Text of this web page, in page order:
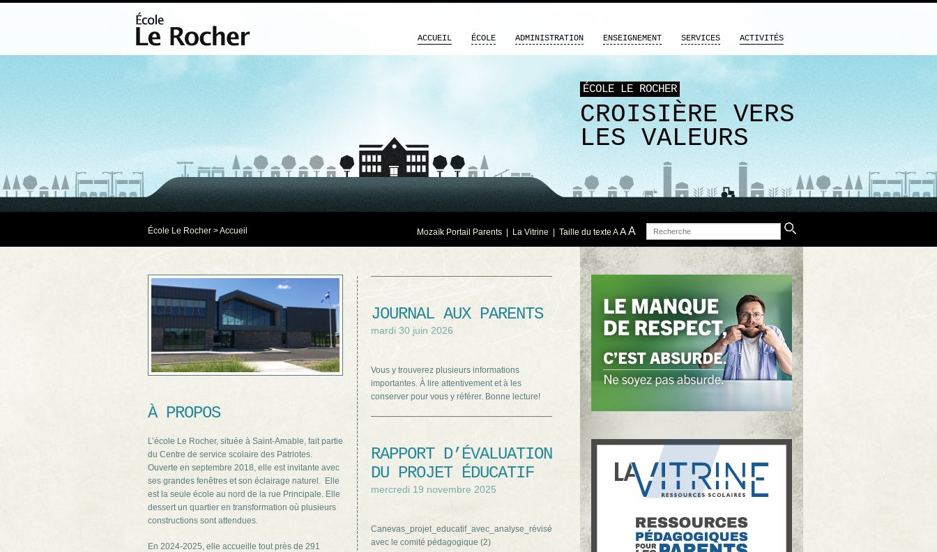
ÉCOLE LE ROCHER
CROISIÈRE VERS
LES VALEURS
ACCUEIL ÉCOLE ADMINISTRATION ENSEIGNEMENT SERVICES ACTIVITÉS
École Le Rocher > Accueil Mozaïk Portail Parents La Vitrine | Taille du texte A AA Recherche
À PROPOS
L’école Le Rocher, située à Saint-Amable, fait partie
du Centre de service scolaire des Patriotes.
Ouverte en septembre 2018, elle est invitante avec
ses grandes fenêtres et son éclairage naturel. Elle
est la seule école au nord de la rue Principale. Elle
dessert un quartier en transformation où plusieurs
constructions sont attendues.
En 2024-2025, elle accueille tout près de 291
JOURNAL AUX PARENTS
mardi 30 juin 2026
Vous y trouverez plusieurs informations
importantes. À lire attentivement et à les
conserver pour vous y référer. Bonne lecture!
RAPPORT D’ÉVALUATION
DU PROJET ÉDUCATIF
mercredi 19 novembre 2025
Canevas_projet_educatif_avec_analyse_révisé
avec le comité pédagogique (2)